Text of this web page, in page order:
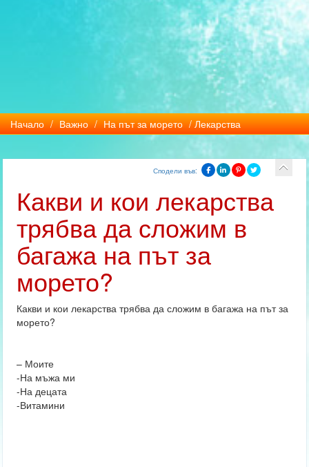
Начало / Важно / На път за морето / Лекарства
Сподели във:
Какви и кои лекарства
трябва да сложим в
багажа на път за
морето?
Какви и кои лекарства трябва да сложим в багажа на път за
морето?
– Моите
-На мъжа ми
-На децата
-Витамини